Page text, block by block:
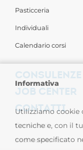
Pasticceria
Individuali
Calendario corsi
CONSULENZE
JOB CENTER
CONTATTI
Contattaci
Sedi nel Mondo
Informativa
Utilizziamo cookie
tecniche e, con il
come specificato